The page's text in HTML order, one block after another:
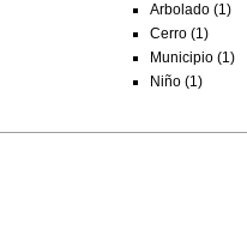
Arbolado (1)
Cerro (1)
Municipio (1)
Niño (1)